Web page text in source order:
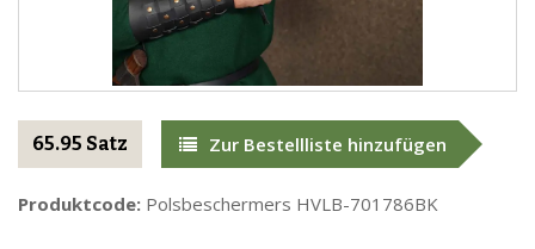
65.95 Satz Zur Bestellliste hinzufügen
Produktcode: Polsbeschermers HVLB-701786BK